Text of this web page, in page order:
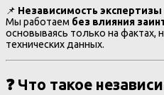
📌 Независимость экспертизы
Мы работаем без влияния
основываясь только на фактах,
технических данных.
❓ Что такое